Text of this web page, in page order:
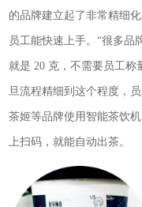
的品牌建立起了非常精细
员工能快速上手。“很多品
就是 20 克，不需要员工称
旦流程精细到这个程度，
茶姬等品牌使用智能茶饮
上扫码，就能自动出茶。